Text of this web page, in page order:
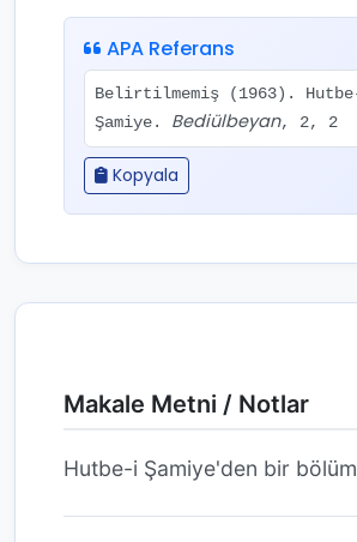
APA Referans
Belirtilmemiş (1963).
Şamiye. Bediülbeyan, 2, 2
Kopyala
Makale Metni / Notlar
Hutbe-i Şamiye'den bir bölüm